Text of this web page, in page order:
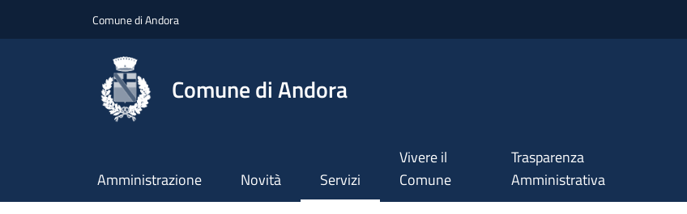
Comune di Andora
Comune di Andora
Amministrazione Novità Servizi
Vivere il
Comune
Trasparenza
Amministrativa